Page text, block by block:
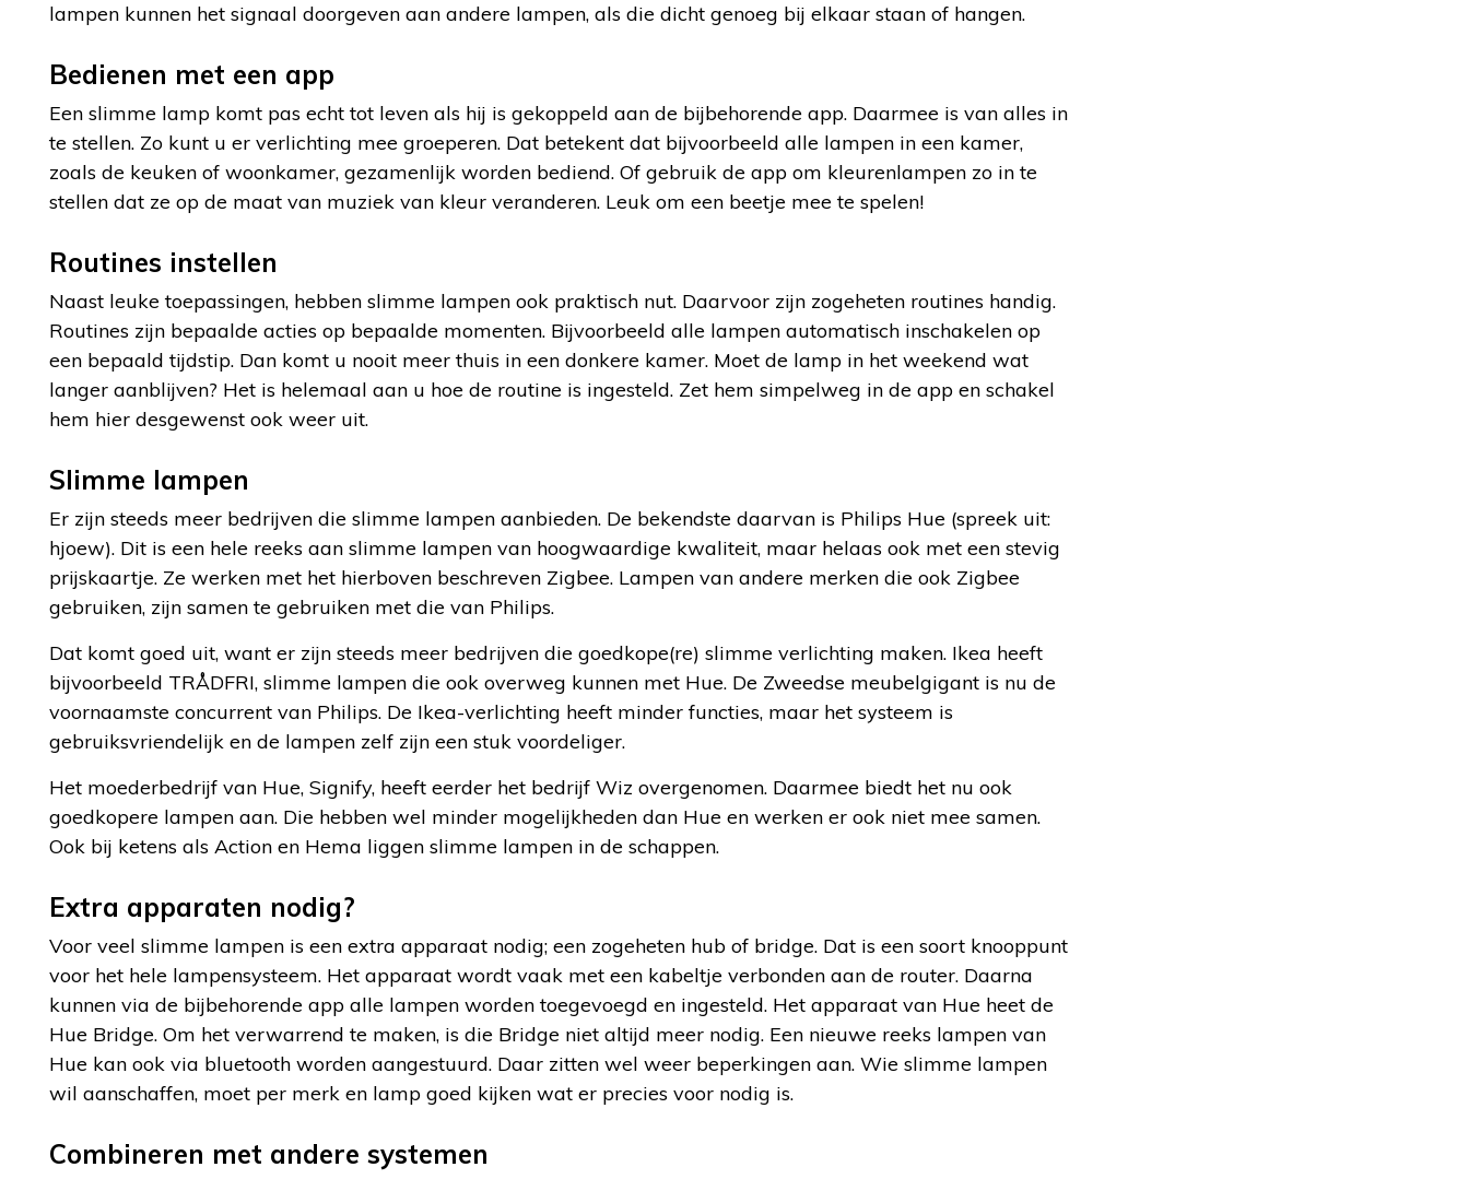
lampen kunnen het signaal doorgeven aan andere lampen, als die dicht genoeg bij elkaar staan of hangen.
Bedienen met een app
Een slimme lamp komt pas echt tot leven als hij is gekoppeld aan de bijbehorende app. Daarmee is van alles in
te stellen. Zo kunt u er verlichting mee groeperen. Dat betekent dat bijvoorbeeld alle lampen in een kamer,
zoals de keuken of woonkamer, gezamenlijk worden bediend. Of gebruik de app om kleurenlampen zo in te
stellen dat ze op de maat van muziek van kleur veranderen. Leuk om een beetje mee te spelen!
Routines instellen
Naast leuke toepassingen, hebben slimme lampen ook praktisch nut. Daarvoor zijn zogeheten routines handig.
Routines zijn bepaalde acties op bepaalde momenten. Bijvoorbeeld alle lampen automatisch inschakelen op
een bepaald tijdstip. Dan komt u nooit meer thuis in een donkere kamer. Moet de lamp in het weekend wat
langer aanblijven? Het is helemaal aan u hoe de routine is ingesteld. Zet hem simpelweg in de app en schakel
hem hier desgewenst ook weer uit.
Slimme lampen
Er zijn steeds meer bedrijven die slimme lampen aanbieden. De bekendste daarvan is Philips Hue (spreek uit:
hjoew). Dit is een hele reeks aan slimme lampen van hoogwaardige kwaliteit, maar helaas ook met een stevig
prijskaartje. Ze werken met het hierboven beschreven Zigbee. Lampen van andere merken die ook Zigbee
gebruiken, zijn samen te gebruiken met die van Philips.
Dat komt goed uit, want er zijn steeds meer bedrijven die goedkope(re) slimme verlichting maken. Ikea heeft
bijvoorbeeld TRÅDFRI, slimme lampen die ook overweg kunnen met Hue. De Zweedse meubelgigant is nu de
voornaamste concurrent van Philips. De Ikea-verlichting heeft minder functies, maar het systeem is
gebruiksvriendelijk en de lampen zelf zijn een stuk voordeliger.
Het moederbedrijf van Hue, Signify, heeft eerder het bedrijf Wiz overgenomen. Daarmee biedt het nu ook
goedkopere lampen aan. Die hebben wel minder mogelijkheden dan Hue en werken er ook niet mee samen.
Ook bij ketens als Action en Hema liggen slimme lampen in de schappen.
Extra apparaten nodig?
Voor veel slimme lampen is een extra apparaat nodig; een zogeheten hub of bridge. Dat is een soort knooppunt
voor het hele lampensysteem. Het apparaat wordt vaak met een kabeltje verbonden aan de router. Daarna
kunnen via de bijbehorende app alle lampen worden toegevoegd en ingesteld. Het apparaat van Hue heet de
Hue Bridge. Om het verwarrend te maken, is die Bridge niet altijd meer nodig. Een nieuwe reeks lampen van
Hue kan ook via bluetooth worden aangestuurd. Daar zitten wel weer beperkingen aan. Wie slimme lampen
wil aanschaffen, moet per merk en lamp goed kijken wat er precies voor nodig is.
Combineren met andere systemen